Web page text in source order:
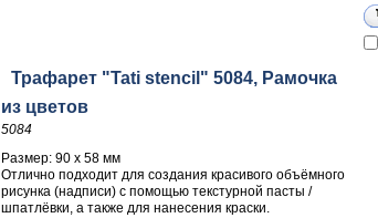
Трафарет "Tati stencil" 5084, Рамочка
из цветов
5084
Размер: 90 х 58 мм
Отлично подходит для создания красивого объёмного
рисунка (надписи) с помощью текстурной пасты /
шпатлёвки, а также для нанесения краски.